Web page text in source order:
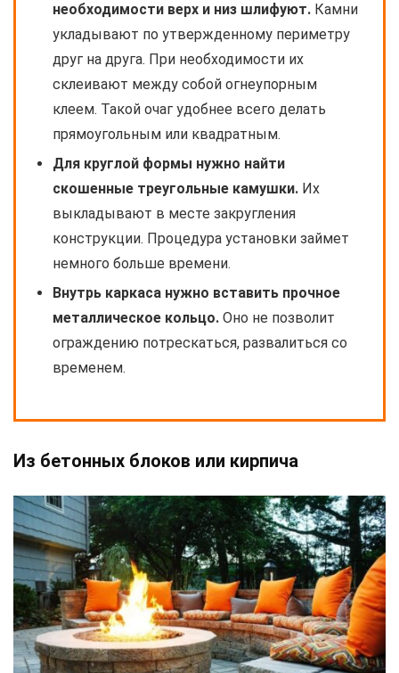
необходимости верх и низ шлифуют. Камни
укладывают по утвержденному периметру
друг на друга. При необходимости их
склеивают между собой огнеупорным
клеем. Такой очаг удобнее всего делать
прямоугольным или квадратным.
Для круглой формы нужно найти
скошенные треугольные камушки. Их
выкладывают в месте закругления
конструкции. Процедура установки займет
немного больше времени.
Внутрь каркаса нужно вставить прочное
металлическое кольцо. Оно не позволит
ограждению потрескаться, развалиться со
временем.
Из бетонных блоков или кирпича